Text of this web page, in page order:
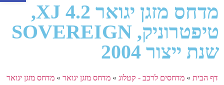
מדחס מזגן יגואר XJ 4.2,
טיפטרוניק, SOVEREIGN
שנת ייצור 2004
דף הבית »מדחסים לרכב - קטלוג »מדחס מזגן יגואר »מדחס מזגן יגואר